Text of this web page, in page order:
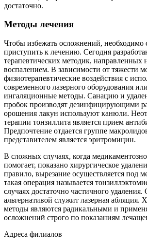
достаточно.
Методы лечения
Чтобы избежать осложнений, необходимо
приступить к лечению. Сегодня
терапевтических методик, направленных
воспалением. В зависимости от тяжести
физиотерапевтические воздействия с
современного лазерного оборудования
ингаляционные методы. Санацию и
пробок производят дезинфицирующими
орошения лакун используют канюли.
терапии тонзиллита является прием
Предпочтение отдается группе
представителем является эритромицин.
В сложных случаях, когда
помогает, показано хирургическое
правило, вырезание осуществляется под
такая операция называется
случаях достаточно частичного
альтернативой служит лазерная абляция.
методы являются радикальными и
осложнений строго по показаниям
Адреса филиалов